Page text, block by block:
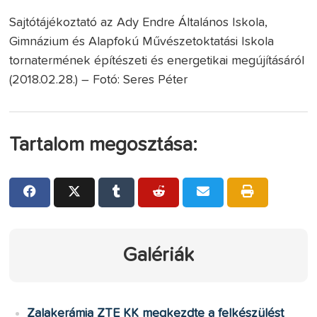
Sajtótájékoztató az Ady Endre Általános Iskola,
Gimnázium és Alapfokú Művészetoktatási Iskola
tornatermének építészeti és energetikai megújításáról
(2018.02.28.) – Fotó: Seres Péter
Tartalom megosztása:
Galériák
Zalakerámia ZTE KK megkezdte a felkészülést